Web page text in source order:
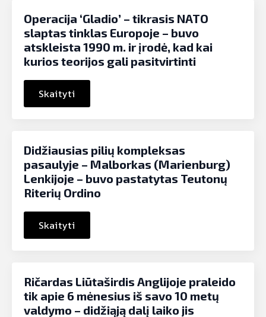
Operacija ‘Gladio’ – tikrasis NATO
slaptas tinklas Europoje – buvo
atskleista 1990 m. ir įrodė, kad kai
kurios teorijos gali pasitvirtinti
Skaityti
Didžiausias pilių kompleksas
pasaulyje – Malborkas (Marienburg)
Lenkijoje – buvo pastatytas Teutonų
Riterių Ordino
Skaityti
Ričardas Liūtaširdis Anglijoje praleido
tik apie 6 mėnesius iš savo 10 metų
valdymo – didžiąją dalį laiko jis